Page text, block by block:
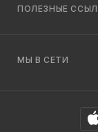
ПОЛЕЗНЫЕ
МЫ В СЕТИ